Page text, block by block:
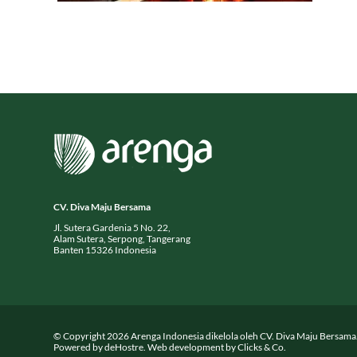
CV. Diva Maju Bersama
Jl. Sutera Gardenia 5 No. 22,
Alam Sutera, Serpong, Tangerang
Banten 15326 Indonesia
© Copyright2026Arenga Indonesia dikelola oleh CV. Diva Maju
Powered bydeHostre. Web development byClicks & Co.